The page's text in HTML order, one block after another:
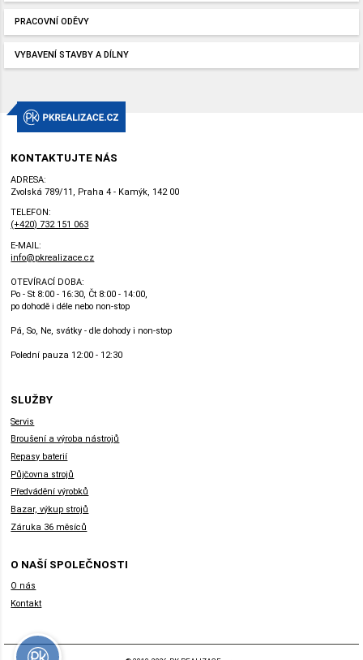
PRACOVNÍ ODĚVY
VYBAVENÍ STAVBY A DÍLNY
KONTAKTUJTE NÁS
ADRESA:
Zvolská 789/11, Praha 4 - Kamýk, 142 00
TELEFON:
(+420) 732 151 063
E-MAIL:
info@pkrealizace.cz
OTEVÍRACÍ DOBA:
Po - St 8:00 - 16:30, Čt 8:00 - 14:00,
po dohodě i déle nebo non-stop
Pá, So, Ne, svátky - dle dohody i non-stop
Polední pauza 12:00 - 12:30
SLUŽBY
Servis
Broušení a výroba nástrojů
Repasy baterií
Půjčovna strojů
Předvádění výrobků
Bazar, výkup strojů
Záruka 36 měsíců
O NAŠÍ SPOLEČNOSTI
O nás
Kontakt